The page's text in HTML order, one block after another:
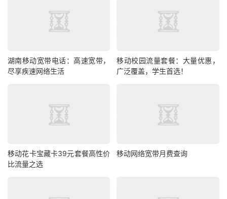
湖南移动宽带电话：高速宽带，
尽享疾速网络生活
移动校园流量套餐：大量优惠，
广泛覆盖，学生首选！
移动花卡宝藏卡39元套餐高性价
比流量之选
移动网络宽带月费查询